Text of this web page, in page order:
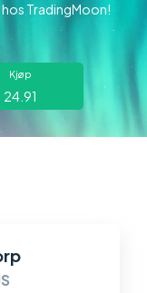
TradingMoon!
Kjøp
24.91